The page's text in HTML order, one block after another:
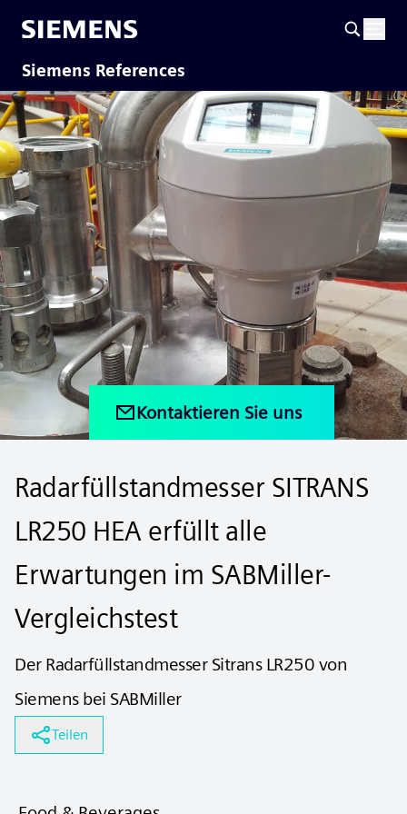
Siemens References
Kontaktieren Sie uns
Radarfüllstandmesser SITRANS
LR250 HEA erfüllt alle
Erwartungen im SABMiller-
Vergleichstest
Der Radarfüllstandmesser Sitrans LR250 von
Siemens bei SABMiller
Teilen